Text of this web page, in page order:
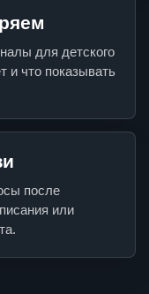
для детского
и что показывать
после
или